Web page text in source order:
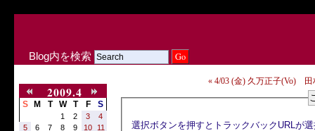
Blog内を検索
2009.4
S M T W T F S
1 2 3
4
5
6 7 8 9 10
11
« 4/03 (金) 久万正子(Vo)